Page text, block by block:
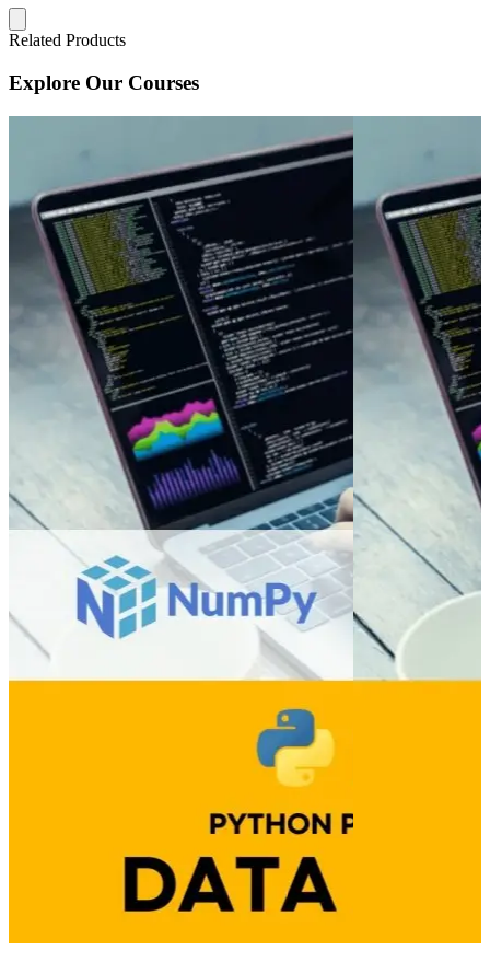
Related Products
Explore Our Courses